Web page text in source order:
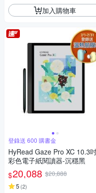
加入購物車
登錄送 600 購書金
HyRead Gaze Pro XC 10.3吋
彩色電子紙閱讀器-沉穩黑
$20,088 $20,888
5 (2)